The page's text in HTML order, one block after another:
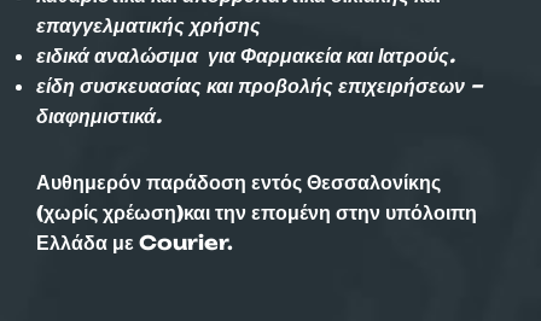
επαγγελματικής χρήσης
ειδικά αναλώσιμα για Φαρμακεία και Ιατρούς.
είδη συσκευασίας και προβολής επιχειρήσεων –
διαφημιστικά.
Αυθημερόν παράδοση εντός Θεσσαλονίκης
(χωρίς χρέωση)και την επομένη στην υπόλοιπη
Ελλάδα με Courier.